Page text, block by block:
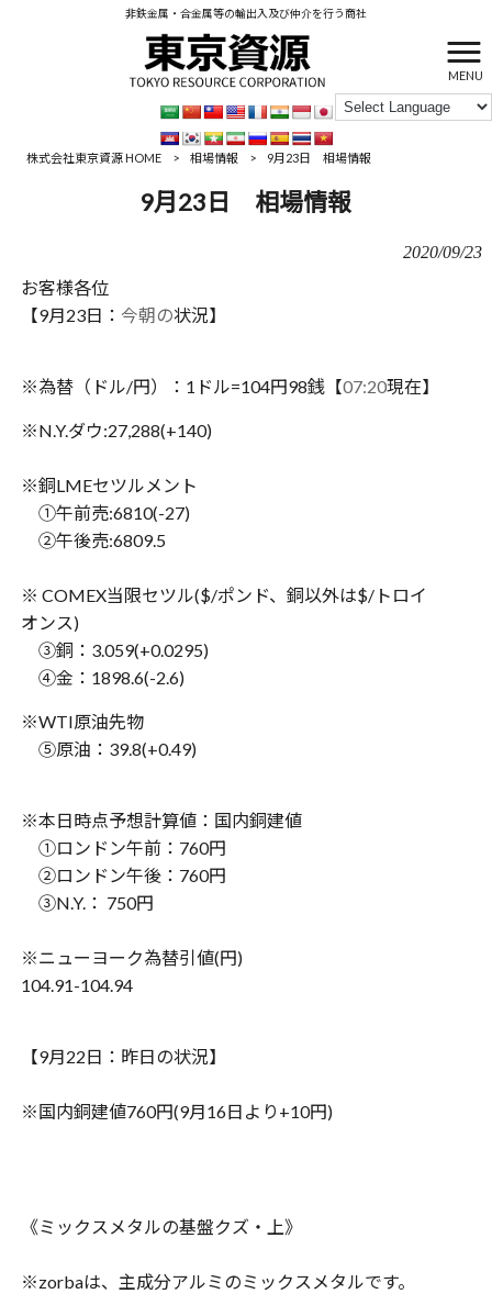
非鉄金属・合金属等の輸出入及び仲介を行う商社
MENU
株式会社東京資源 HOME > 相場情報 > 9月23日 相場情報
9月23日 相場情報
2020/09/23
お客様各位
【9月23日： 今朝の状況】
※為替（ドル/円）： 1 ドル=104円98銭【07:20現在】
※N.Y.ダウ:27,288(+140)
※銅LMEセツルメント
①午前売:6810(-27)
②午後売:6809.5
※ COMEX当限セツル($/ポンド、銅以外は$/トロイ
オンス)
③銅： 3.059(+0.0295)
④金： 1898.6(-2.6)
※WTI原油先物
⑤原油： 39.8(+0.49)
※本日時点予想計算値：国内銅建値
①ロンドン午前： 760円
②ロンドン午後： 760円
③N.Y.： 750円
※ニューヨーク為替引値(円)
104.91-104.94
【9月22日：昨日の状況】
※国内銅建値760円(9月16日より +10円)
《ミックスメタルの基盤クズ・上》
※zorbaは、主成分アルミのミックスメタルです。